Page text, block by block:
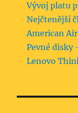
Vývoj platu
Nejčtenější
American
Pevné disky
Lenovo